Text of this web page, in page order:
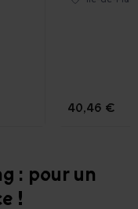
40,46 €
: pour un
!